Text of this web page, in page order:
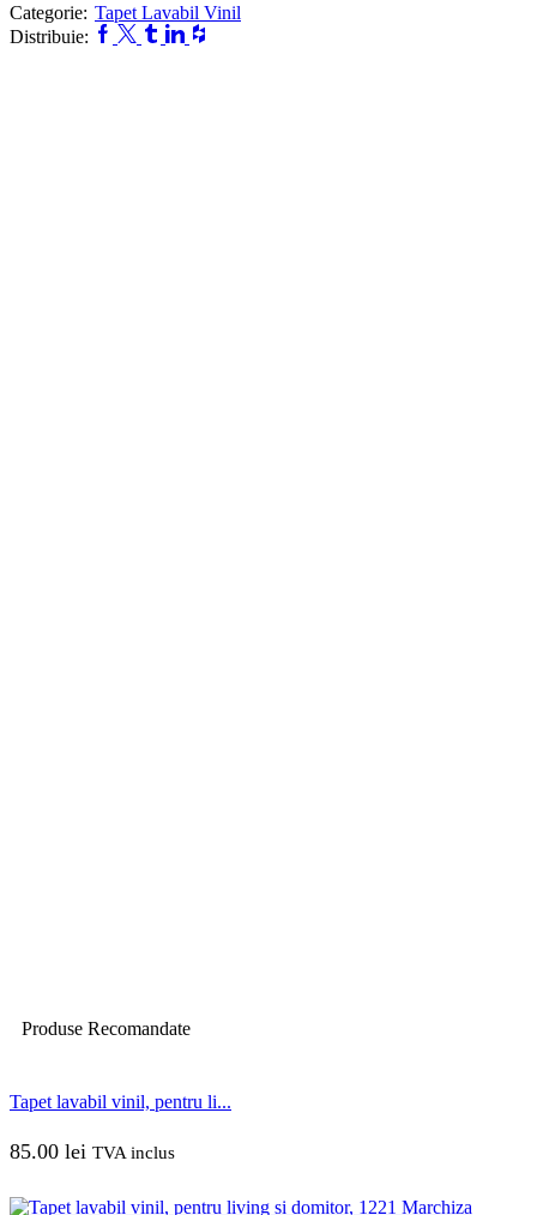
Categorie: Tapet Lavabil Vinil
Distribuie:
Produse Recomandate
Tapet lavabil vinil, pentru li...
85.00 lei TVA inclus